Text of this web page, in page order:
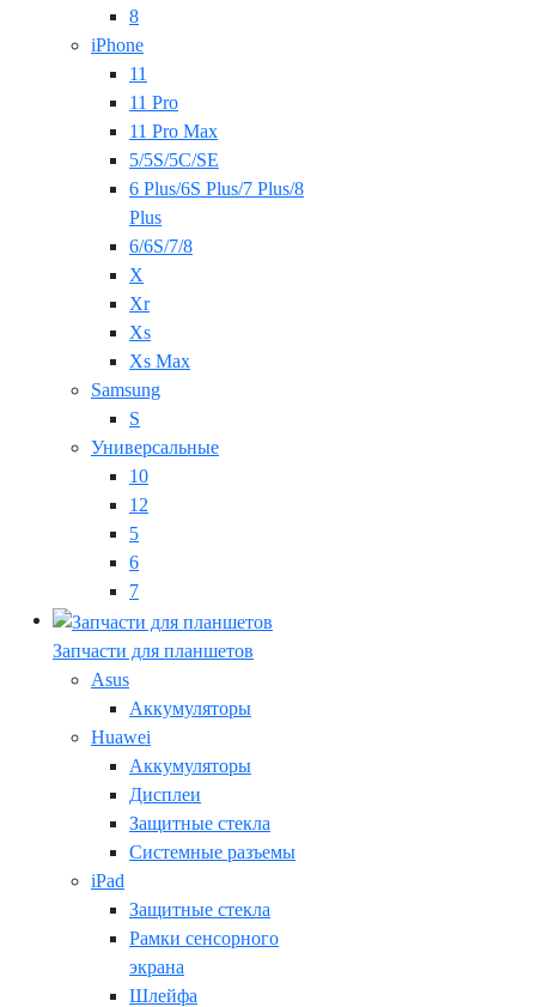
8
iPhone
11
11 Pro
11 Pro Max
5/5S/5C/SE
6 Plus/6S Plus/7 Plus/8
Plus
6/6S/7/8
X
Xr
Xs
Xs Max
Samsung
S
Универсальные
10
12
5
6
7
Запчасти для планшетов
Asus
Аккумуляторы
Huawei
Аккумуляторы
Дисплеи
Защитные стекла
Системные разъемы
iPad
Защитные стекла
Рамки сенсорного
экрана
Шлейфа